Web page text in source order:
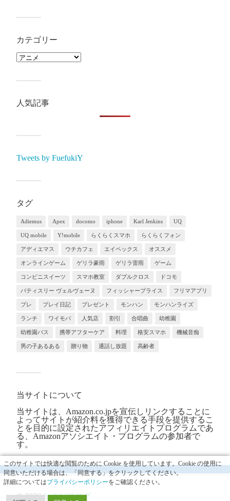
カテゴリー
人気記事
Tweets by FuefukiY
タグ
Adiemus Apex docomo iphone Karl Jenkins UQ
UQ mobile Y!mobile らくらくスマホ らくらくフォン
アディエマス ウチカフェ エイペックス オススメ
オンラインゲーム ゲリラ豪雨 ゲリラ雷雨 ゲーム
コンビニスイーツ スマホ教室 ダブルクロス ドコモ
パティスリー ヴェルヴェーヌ フィッシャープライス フリマアプリ
プレ プレイ日記 プレゼント モンハン モンハンライズ
ランチ ワイモバ 人気店 割引 合唱曲 幼稚園
幼稚園バス 携帯アフターケア 料理 格安スマホ 機械音痴
男の子あるある 贈り物 通話し放題 高齢者
当サイトについて
当サイトは、Amazon.co.jpを宣伝しリンクすることに
よってサイトが紹介料を獲得できる手段を提供するこ
とを目的に設定されたアフィリエイトプログラムであ
る、Amazonアソシエイト・プログラムの参加者で
す。
© 2026fuefukiブログ
このサイトでは快適な閲覧のために Cookie を使用しています。Cookie の使用に
同意いただける場合は、「同意する」をクリックしてください。
詳細についてはプライバシーポリシーをご確認ください。